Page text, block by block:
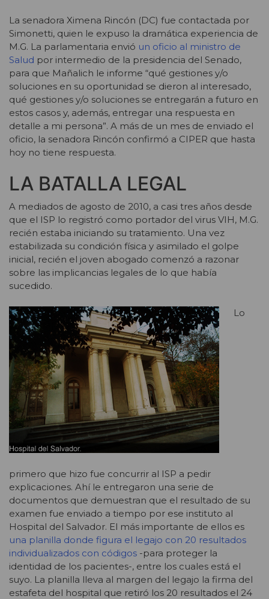
La senadora Ximena Rincón (DC) fue contactada por
Simonetti, quien le expuso la dramática experiencia de
M.G. La parlamentaria envió un oficio al ministro de
Salud por intermedio de la presidencia del Senado,
para que Mañalich le informe “qué gestiones y/o
soluciones en su oportunidad se dieron al interesado,
qué gestiones y/o soluciones se entregarán a futuro en
estos casos y, además, entregar una respuesta en
detalle a mi persona”. A más de un mes de enviado el
oficio, la senadora Rincón confirmó a CIPER que hasta
hoy no tiene respuesta.
LA BATALLA LEGAL
A mediados de agosto de 2010, a casi tres años desde
que el ISP lo registró como portador del virus VIH, M.G.
recién estaba iniciando su tratamiento. Una vez
estabilizada su condición física y asimilado el golpe
inicial, recién el joven abogado comenzó a razonar
sobre las implicancias legales de lo que había
sucedido.
Lo
primero que hizo fue concurrir al ISP a pedir
explicaciones. Ahí le entregaron una serie de
documentos que demuestran que el resultado de su
examen fue enviado a tiempo por ese instituto al
Hospital del Salvador. El más importante de ellos es
una planilla donde figura el legajo con 20 resultados
individualizados con códigos -para proteger la
identidad de los pacientes-, entre los cuales está el
suyo. La planilla lleva al margen del legajo la firma del
estafeta del hospital que retiró los 20 resultados el 24